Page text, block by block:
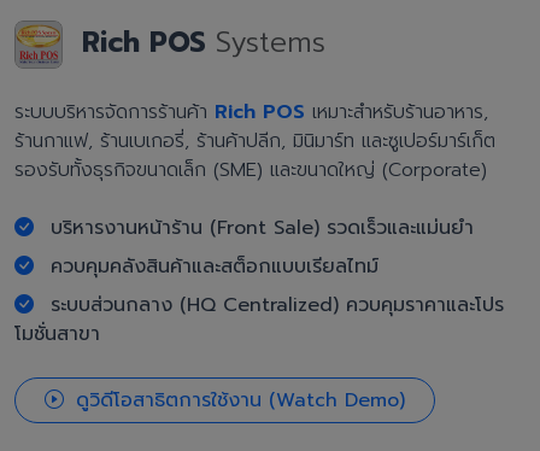
Rich POS Systems
ระบบบริหารจัดการร้านค้า Rich POS เหมาะสำหรับร้านอาหาร,
ร้านกาแฟ, ร้านเบเกอรี่, ร้านค้าปลีก, มินิมาร์ท และซูเปอร์มาร์เก็ต
รองรับทั้งธุรกิจขนาดเล็ก (SME) และขนาดใหญ่ (Corporate)
บริหารงานหน้าร้าน (Front Sale) รวดเร็วและแม่นยำ
ควบคุมคลังสินค้าและสต็อกแบบเรียลไทม์
ระบบส่วนกลาง (HQ Centralized) ควบคุมราคาและโปร
โมชั่นสาขา
ดูวิดีโอสาธิตการใช้งาน (Watch Demo)